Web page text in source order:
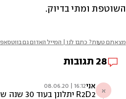
השוטפת ומתי בדיוק.
מצאתם טעות? כתבו לנו | המייל האדום גם בווטסאפ
28 תגובות
א אני16:12 | 08.06.20
R2D2 יתלונן בעוד 30 שנה שהוטרד מינית ע"י 3PO